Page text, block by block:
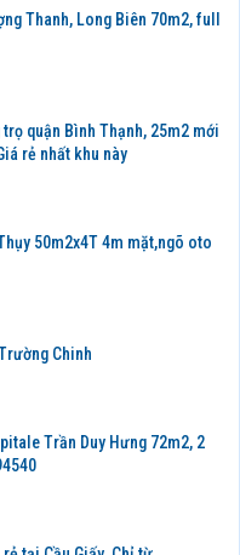
Thanh, Long Biên 70m2, full
quận Bình Thạnh, 25m2 mới
rẻ nhất khu này
50m2x4T 4m mặt,ngõ oto
Chinh
Trần Duy Hưng 72m2, 2